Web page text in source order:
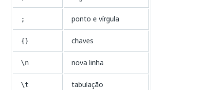
; ponto e vírgula
{} chaves
\n nova linha
\t tabulação